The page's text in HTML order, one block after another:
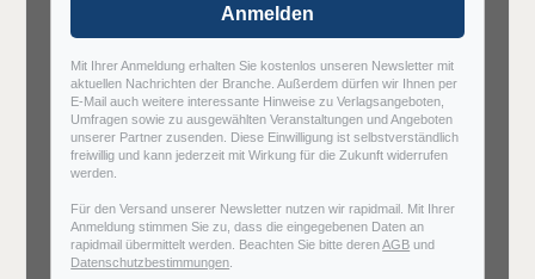
Anmelden
Mit Ihrer Anmeldung erhalten Sie kostenlos unseren Newsletter mit
aktuellen Nachrichten der Branche. Außerdem dürfen wir Ihnen per
E-Mail auch weitere interessante Hinweise zu Verlagsangeboten,
Umfragen sowie zu ausgewählten Veranstaltungen und Angeboten
unserer Partner zusenden. Diese Einwilligung ist selbstverständlich
freiwillig und kann jederzeit mit Wirkung für die Zukunft widerrufen
werden.
Für den Versand unserer Newsletter nutzen wir rapidmail. Mit Ihrer
Anmeldung stimmen Sie zu, dass die eingegebenen Daten an
rapidmail übermittelt werden. Beachten Sie bitte derenAGB und
Datenschutzbestimmungen